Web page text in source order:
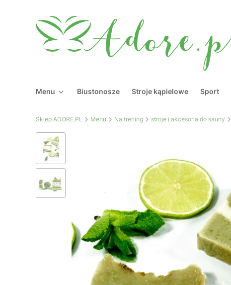
Menu Biustonosze Stroje kąpielowe Sport
Sklep ADORE.PL Menu Na trening stroje i akcesoria do sauny